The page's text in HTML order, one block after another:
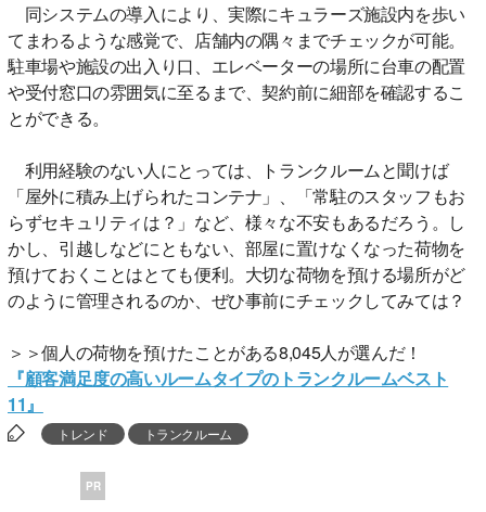
同システムの導入により、実際にキュラーズ施設内を歩い
てまわるような感覚で、店舗内の隅々までチェックが可能。
駐車場や施設の出入り口、エレベーターの場所に台車の配置
や受付窓口の雰囲気に至るまで、契約前に細部を確認するこ
とができる。
利用経験のない人にとっては、トランクルームと聞けば
「屋外に積み上げられたコンテナ」、「常駐のスタッフもお
らずセキュリティは？」など、様々な不安もあるだろう。し
かし、引越しなどにともない、部屋に置けなくなった荷物を
預けておくことはとても便利。大切な荷物を預ける場所がど
のように管理されるのか、ぜひ事前にチェックしてみては？
＞＞個人の荷物を預けたことがある8,045人が選んだ！
『顧客満足度の高いルームタイプのトランクルームベスト
11』
トレンド トランクルーム
PR